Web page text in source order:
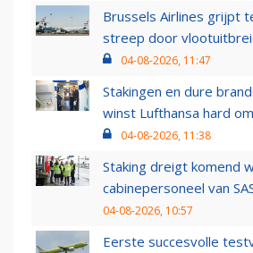
Brussels Airlines grijpt
streep door
04-08-2026, 11:47
Stakingen en dure
winst Lufthansa hard
04-08-2026, 11:38
Staking dreigt komend
cabinepersoneel van
04-08-2026, 10:57
Eerste succesvolle